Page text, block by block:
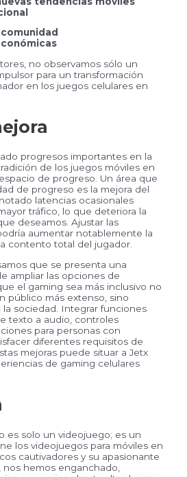
no observamos sólo un
para un transformación
en los juegos celulares en
progresos importantes en la
de los juegos móviles en
de progreso. Un área que
de progreso es la mejora del
latencias ocasionales
tráfico, lo que deteriora la
deseamos. Ajustar las
aumentar notablemente la
contento total del jugador.
que se presenta una
ampliar las opciones de
el gaming sea más inclusivo no
público más extenso, sino
sociedad. Integrar funciones
texto a audio, controles
para personas con
diferentes requisitos de
mejoras puede situar a Jetx
de gaming celulares
es solo un videojuego; es un
los videojuegos para móviles en
cautivadores y su apasionante
hemos enganchado,